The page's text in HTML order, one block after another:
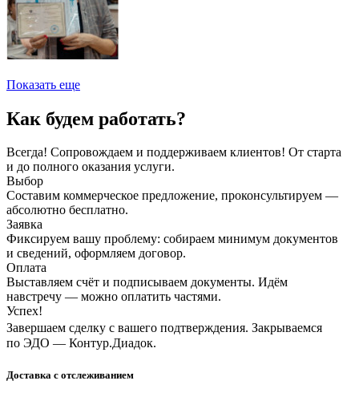
Показать еще
Как будем работать?
Всегда! Сопровождаем и поддерживаем клиентов! От старта
и до полного оказания услуги.
Выбор
Составим коммерческое предложение, проконсультируем —
абсолютно бесплатно.
Заявка
Фиксируем вашу проблему: собираем минимум документов
и сведений, оформляем договор.
Оплата
Выставляем счёт и подписываем документы. Идём
навстречу — можно оплатить частями.
Успех!
Завершаем сделку с вашего подтверждения. Закрываемся
по ЭДО — Контур.Диадок.
Доставка с отслеживанием